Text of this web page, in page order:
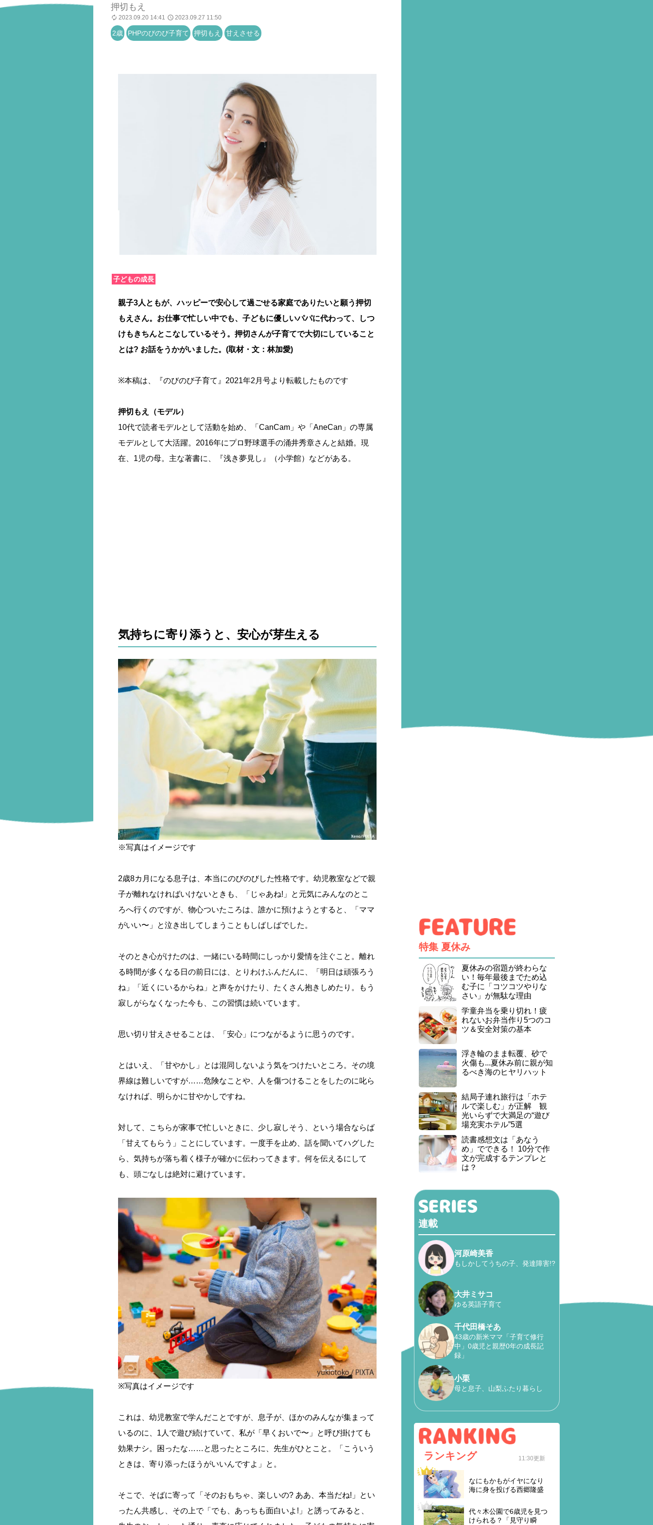
押切もえ
2023.09.20 14:41 2023.09.27 11:50
2歳 PHPのびのび子育て 押切もえ 甘えさせる
子どもの成長
親子3人ともが、ハッピーで安心して過ごせる家庭でありたいと願う押切
もえさん。お仕事で忙しい中でも、子どもに優しいパパに代わって、しつ
けもきちんとこなしているそう。押切さんが子育てで大切にしていること
とは? お話をうかがいました。(取材・文：林加愛)
※本稿は、『のびのび子育て』2021年2月号より転載したものです
押切もえ（モデル）
10代で読者モデルとして活動を始め、「CanCam」や「AneCan」の専属
モデルとして大活躍。2016年にプロ野球選手の涌井秀章さんと結婚。現
在、1児の母。主な著書に、『浅き夢見し』（小学館）などがある。
気持ちに寄り添うと、安心が芽生える
※写真はイメージです
2歳8カ月になる息子は、本当にのびのびした性格です。幼児教室などで親
子が離れなければいけないときも、「じゃあね!」と元気にみんなのとこ
ろへ行くのですが、物心ついたころは、誰かに預けようとすると、「ママ
がいい〜」と泣き出してしまうこともしばしばでした。
そのとき心がけたのは、一緒にいる時間にしっかり愛情を注ぐこと。離れ
る時間が多くなる日の前日には、とりわけふんだんに、「明日は頑張ろう
ね」「近くにいるからね」と声をかけたり、たくさん抱きしめたり。もう
寂しがらなくなった今も、この習慣は続いています。
思い切り甘えさせることは、「安心」につながるように思うのです。
とはいえ、「甘やかし」とは混同しないよう気をつけたいところ。その境
界線は難しいですが……危険なことや、人を傷つけることをしたのに叱ら
なければ、明らかに甘やかしですね。
対して、こちらが家事で忙しいときに、少し寂しそう、という場合ならば
「甘えてもらう」ことにしています。一度手を止め、話を聞いてハグした
ら、気持ちが落ち着く様子が確かに伝わってきます。何を伝えるにして
も、頭ごなしは絶対に避けています。
※写真はイメージです
これは、幼児教室で学んだことですが、息子が、ほかのみんなが集まって
いるのに、1人で遊び続けていて、私が「早くおいで〜」と呼び掛けても
効果ナシ。困ったな……と思ったところに、先生がひとこと。「こういう
ときは、寄り添ったほうがいいんですよ」と。
そこで、そばに寄って「そのおもちゃ、楽しいの? ああ、本当だね!」とい
ったん共感し、その上で「でも、あっちも面白いよ!」と誘ってみると、
特集 夏休み
夏休みの宿題が終わらな
い！毎年最後までため込
む子に「コツコツやりな
さい」が無駄な理由
学童弁当を乗り切れ！疲
れないお弁当作り5つのコ
ツ＆安全対策の基本
浮き輪のまま転覆、砂で
火傷も...夏休み前に親が知
るべき海のヒヤリハット
結局子連れ旅行は「ホテ
ルで楽しむ」が正解 観
光いらずで大満足の“遊び
場充実ホテル”5選
読書感想文は「あなう
め」でできる！ 10分で作
文が完成するテンプレと
は？
連載
河原崎美香
もしかしてうちの子、発達障害!?
大井ミサコ
ゆる英語子育て
千代田橋そあ
43歳の新米ママ「子育て修行
中」0歳児と親歴0年の成長記
録」
小栗
母と息子、山梨ふたり暮らし
ランキング 11:30更新
なにもかもがイヤになり
海に身を投げる西郷隆盛
代々木公園で6歳児を見つ
けられる？「見守り瞬